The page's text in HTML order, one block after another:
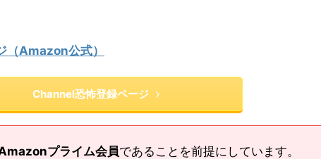
Amazon公式）
Channel恐怖登録ページ
プライム会員であることを前提にしています。